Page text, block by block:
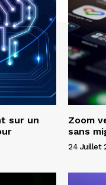
sur un
Zoom
sans
24 Juillet